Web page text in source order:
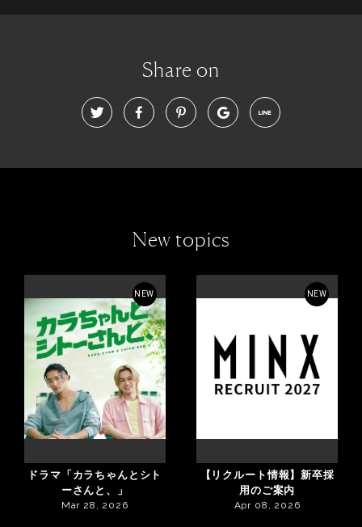
Share on
New topics
NEW
ドラマ「カラちゃんとシト
ーさんと、」
Mar 28, 2026
NEW
【リクルート情報】新卒採
用のご案内
Apr 08, 2026